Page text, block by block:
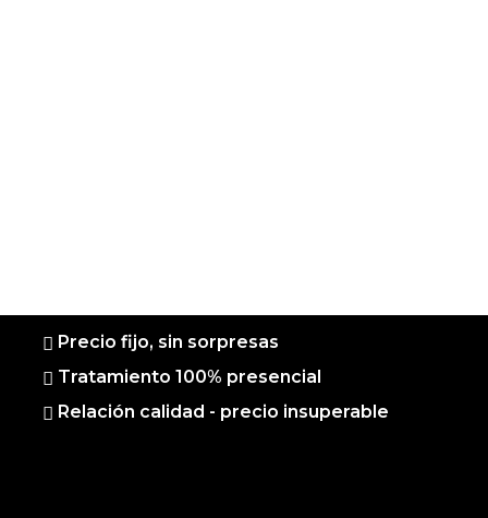
Precio fijo, sin sorpresas
Tratamiento 100% presencial
Relación calidad - precio insuperable